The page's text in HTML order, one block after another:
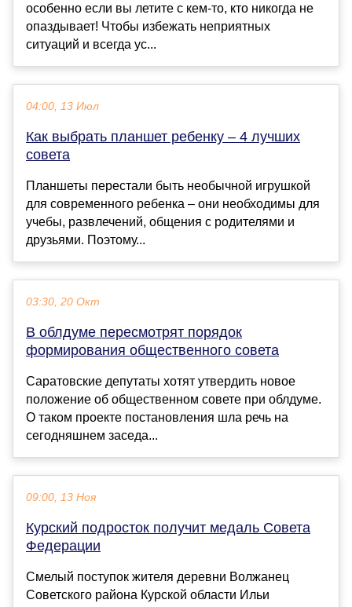
особенно если вы летите с кем-то, кто никогда не
опаздывает! Чтобы избежать неприятных
ситуаций и всегда ус...
04:00, 13 Июл
Как выбрать планшет ребенку – 4 лучших
совета
Планшеты перестали быть необычной игрушкой
для современного ребенка – они необходимы для
учебы, развлечений, общения с родителями и
друзьями. Поэтому...
03:30, 20 Окт
В облдуме пересмотрят порядок
формирования общественного совета
Саратовские депутаты хотят утвердить новое
положение об общественном совете при облдуме.
О таком проекте постановления шла речь на
сегодняшнем заседа...
09:00, 13 Ноя
Курский подросток получит медаль Совета
Федерации
️Смелый поступок жителя деревни Волжанец
Советского района Курской области Ильи